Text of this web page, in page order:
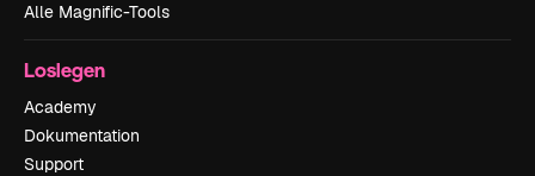
Alle Magnific-Tools
Loslegen
Academy
Dokumentation
Support